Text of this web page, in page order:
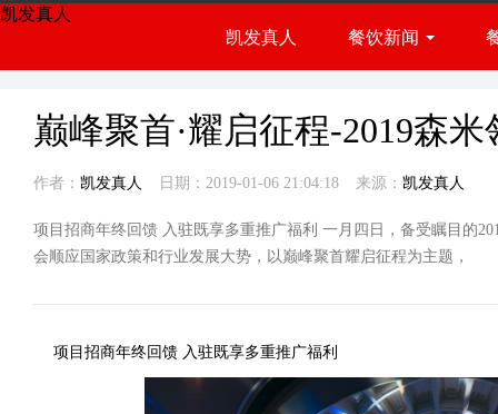
凯发真人
凯发真人
餐饮新闻
行业资讯
巅峰聚首·耀启征程-2019森
作者： 凯发真人 日期：2019-01-06 21:04:18 来源： 凯发真人
项目招商年终回馈 入驻既享多重推广福利 一月四日，备受瞩目的
会顺应国家政策和行业发展大势，以巅峰聚首耀启征程为主题，
项目招商年终回馈 入驻既享多重推广福利